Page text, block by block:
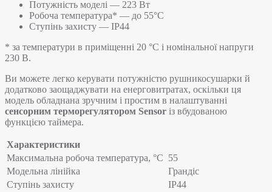
Потужність моделі — 223 Вт
Робоча температура* — до 55°C
Ступінь захисту — IP44
* за температури в приміщенні 20 °С і номінальної напруги
230 В.
Ви можете легко керувати потужністю рушникосушарки й
додатково заощаджувати на енерговитратах, оскільки ця
модель обладнана зручним і простим в налаштуванні
сенсорним терморегулятором Sensor із вбудованою
функцією таймера.
Характеристики
Максимальна робоча температура, °C 55
Модельна лінійка
Грандіс
Ступінь захисту
IP44